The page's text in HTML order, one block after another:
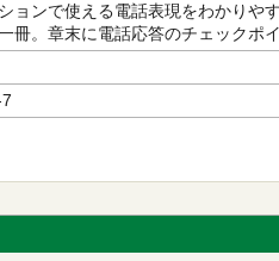
ョンで使える電話表現をわかりや
冊。章末に電話応答のチェックポイ